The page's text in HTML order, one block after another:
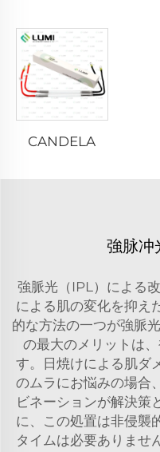
CANDELA
強脉冲
強脈光（IPL）による
による肌の変化を抑え
的な方法の一つが強脈
の最大のメリットは
す。日焼けによる肌ダ
のムラにお悩みの場合
ビネーションが解決策
に、この処置は非侵襲
タイムは必要ありませ